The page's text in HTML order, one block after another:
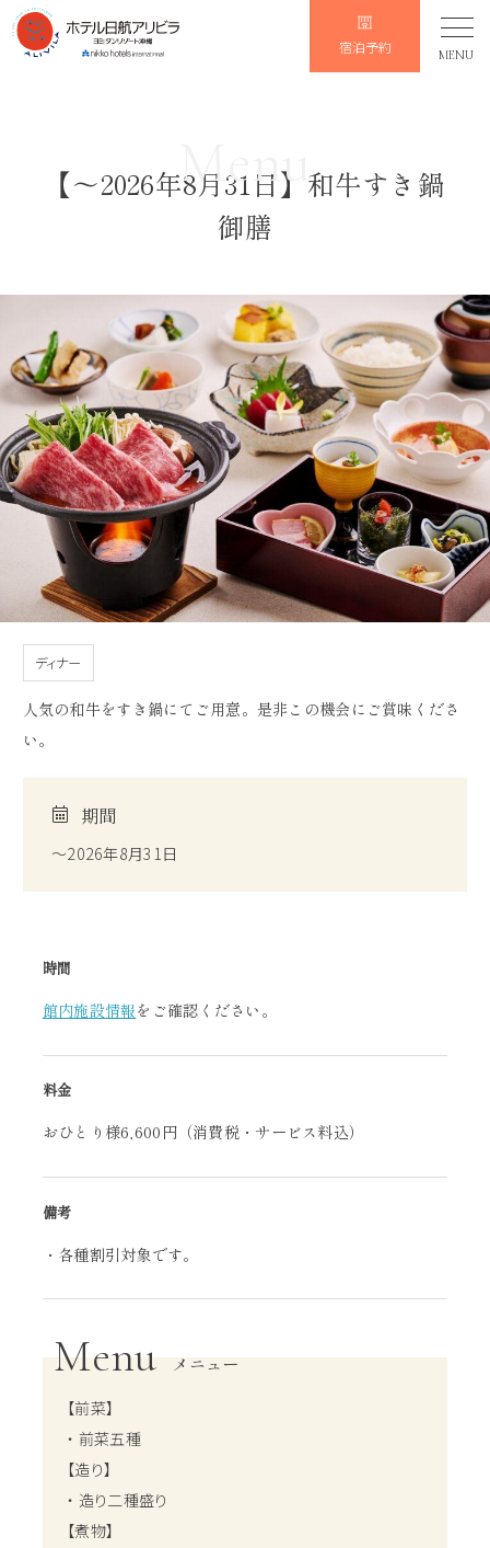
宿泊予約 MENU
Menu
【～2026年8月31日】和牛すき鍋
御膳
ディナー
人気の和牛をすき鍋にてご用意。是非この機会にご賞味くださ
い。
期間
～2026年8月31日
時間
館内施設情報をご確認ください。
料金
おひとり様6,600円（消費税・サービス料込）
備考
・各種割引対象です。
Menu メニュー
【前菜】
・ 前菜五種
【造り】
・ 造り二種盛り
【煮物】